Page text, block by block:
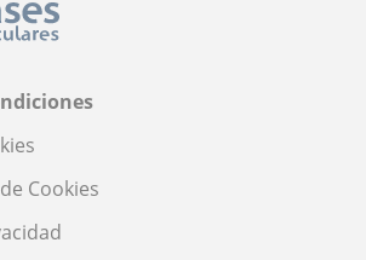
Cookies